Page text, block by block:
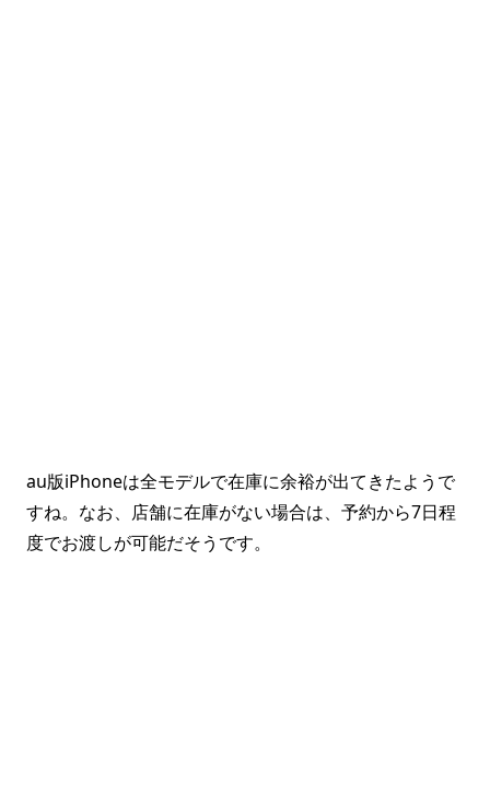
au版iPhoneは全モデルで在庫に余裕が出てきたようで
すね。なお、店舗に在庫がない場合は、予約から7日程
度でお渡しが可能だそうです。